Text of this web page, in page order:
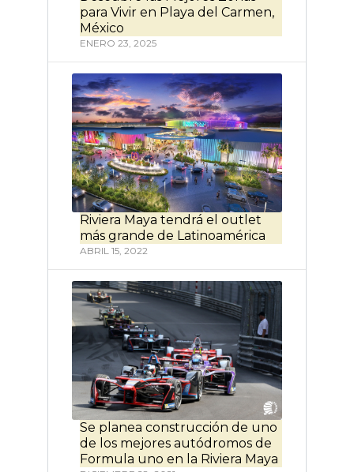
para Vivir en Playa del Carmen,
México
ENERO 23, 2025
Riviera Maya tendrá el outlet
más grande de Latinoamérica
ABRIL 15, 2022
Se planea construcción de uno
de los mejores autódromos de
Formula uno en la Riviera Maya